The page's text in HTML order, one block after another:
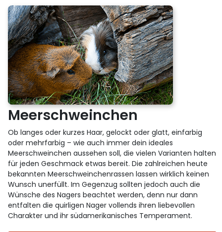
Meerschweinchen
Ob langes oder kurzes Haar, gelockt oder glatt, einfarbig
oder mehrfarbig – wie auch immer dein ideales
Meerschweinchen aussehen soll, die vielen Varianten halten
für jeden Geschmack etwas bereit. Die zahlreichen heute
bekannten Meerschweinchenrassen lassen wirklich keinen
Wunsch unerfüllt. Im Gegenzug sollten jedoch auch die
Wünsche des Nagers beachtet werden, denn nur dann
entfalten die quirligen Nager vollends ihren liebevollen
Charakter und ihr südamerikanisches Temperament.